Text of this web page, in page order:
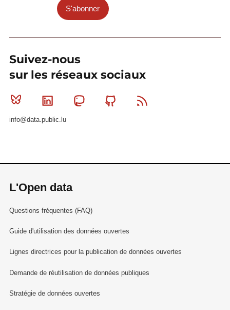
S'abonner
Suivez-nous
sur les réseaux sociaux
Bluesky Linkedin MastodonGithub
info@data.public.lu
L'Open data
Questions fréquentes (FAQ)
Guide d'utilisation des données ouvertes
Lignes directrices pour la publication de données ouvertes
Demande de réutilisation de données publiques
Stratégie de données ouvertes